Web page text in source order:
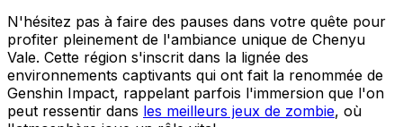
N'hésitez pas à faire des pauses dans votre quête pour
profiter pleinement de l'ambiance unique de Chenyu
Vale. Cette région s'inscrit dans la lignée des
environnements captivants qui ont fait la renommée de
Genshin Impact, rappelant parfois l'immersion que l'on
peut ressentir dans les meilleurs jeux de zombie, où